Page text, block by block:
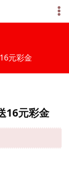
元彩金
16元彩金